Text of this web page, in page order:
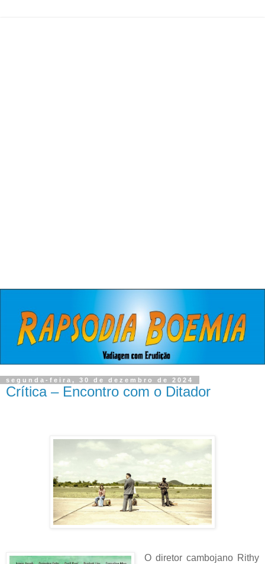
segunda-feira, 30 de dezembro de 2024
Crítica – Encontro com o Ditador
O diretor cambojano Rithy